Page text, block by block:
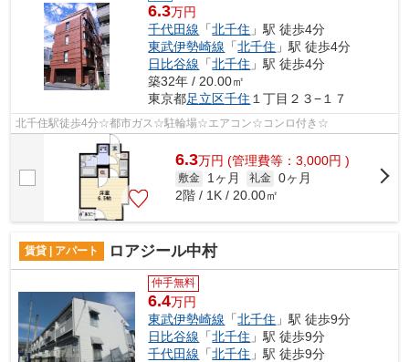
6.3万円
千代田線 「北千住 」駅 徒歩4分
東武伊勢崎線 「北千住 」駅 徒歩4分
日比谷線 「北千住 」駅 徒歩4分
築32年 / 20.00㎡
東京都足立区千住 １丁目２３−１７
北千住駅徒歩4分☆都市ガス☆駐輪場☆エアコン☆コンロ付き☆
6.3万円 (管理費等：3,000円 )
敷金 1ヶ月 礼金 0ヶ月
2階 / 1K / 20.00㎡
賃貸 | アパート ロアジール中村
仲手無料
6.4万円
東武伊勢崎線 「北千住 」駅 徒歩9分
日比谷線 「北千住 」駅 徒歩9分
千代田線 「北千住 」駅 徒歩9分